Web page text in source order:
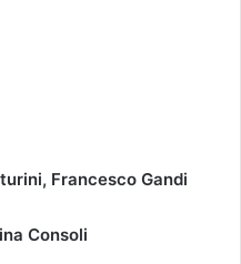
Francesco Gandi
Consoli